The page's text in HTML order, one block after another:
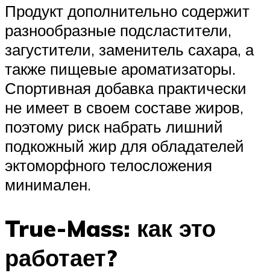
Продукт дополнительно содержит
разнообразные подсластители,
загустители, заменитель сахара, а
также пищевые ароматизаторы.
Спортивная добавка практически
не имеет в своем составе жиров,
поэтому риск набрать лишний
подкожный жир для обладателей
эктоморфного телосложения
минимален.
True-Mass: как это
работает?